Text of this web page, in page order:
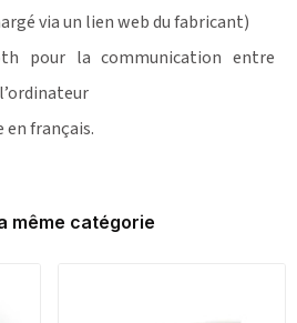
via un lien web du fabricant)
pour la communication entre
en français.
même catégorie